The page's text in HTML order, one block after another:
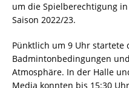
um die Spielberechtigung
Saison 2022/23.
Pünktlich um 9 Uhr
Badmintonbedingungen
Atmosphäre. In der Halle
Media konnten bis 15:30